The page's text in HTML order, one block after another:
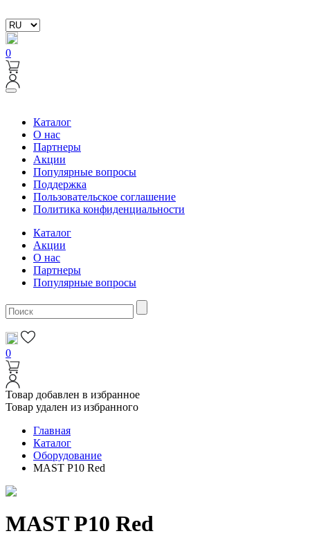
0
Каталог
О нас
Партнеры
Акции
Популярные вопросы
Поддержка
Пользовательское соглашение
Политика конфиденциальности
Каталог
Акции
О нас
Партнеры
Популярные вопросы
0
Товар добавлен в избранное
Товар удален из избранного
Главная
Каталог
Оборудование
MAST P10 Red
MAST P10 Red